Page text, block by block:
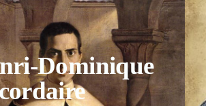
Dominique